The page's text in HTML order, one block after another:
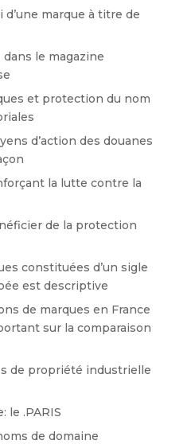
marque à titre de
le magazine
et protection du nom
d’action des douanes
la lutte contre la
de la protection
constituées d’un sigle
est descriptive
de marques en France
sur la comparaison
de propriété industrielle
le .PARIS
de domaine